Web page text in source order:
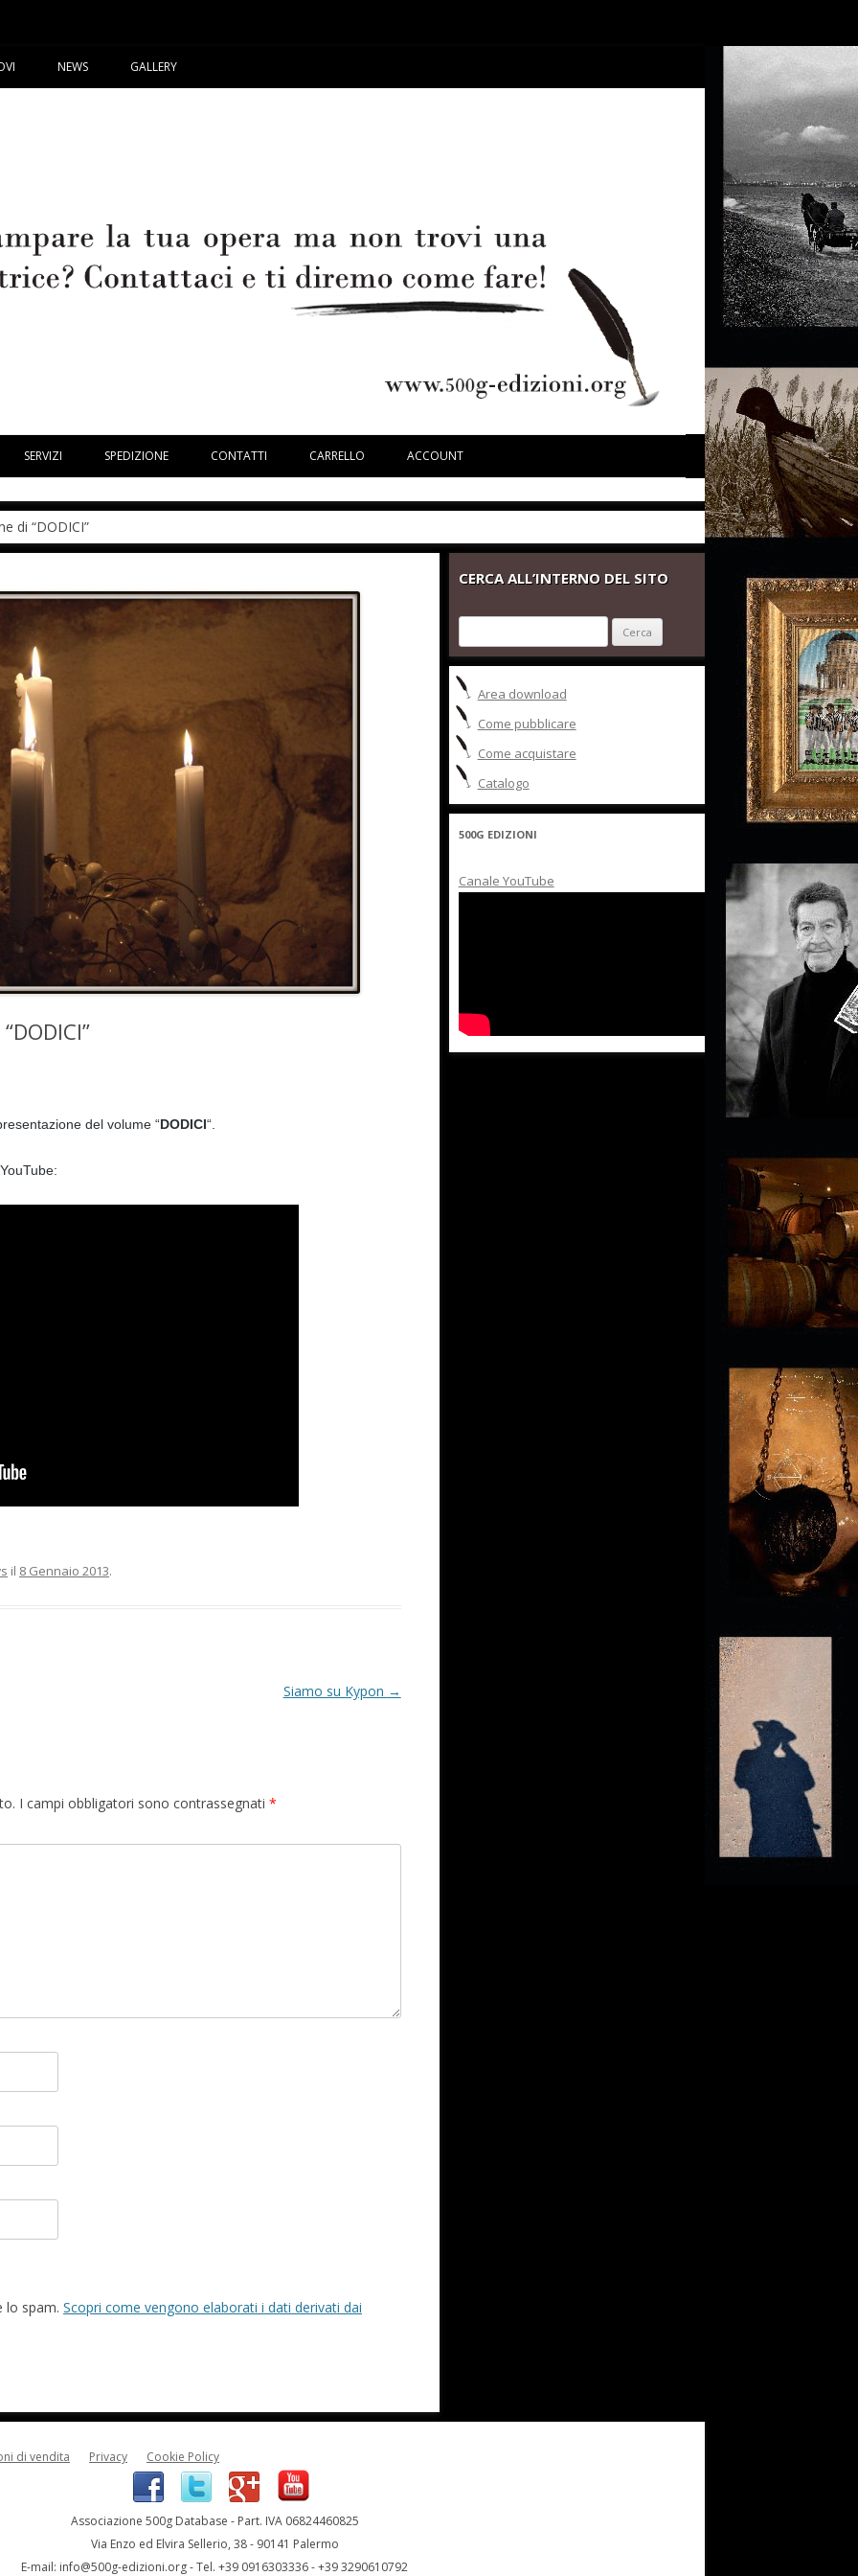
NEWS GALLERY
Vai al contenuto
SERVIZI SPEDIZIONE CONTATTI CARRELLO ACCOUNT
di “DODICI”
del volume “DODICI“.
il 8 Gennaio 2013.
Siamo su Kypon →
I campi obbligatori sono contrassegnati *
lo spam. Scopri come vengono elaborati i dati derivati dai
CERCA ALL’INTERNO DEL SITO
per:
Area download
Come pubblicare
Come acquistare
Catalogo
500G EDIZIONI
Canale YouTube
di vendita Privacy Cookie Policy
Associazione 500g Database - Part. IVA 06824460825
Via Enzo ed Elvira Sellerio, 38 - 90141 Palermo
E-mail: info@500g-edizioni.org- Tel. +39 0916303336 - +39 3290610792